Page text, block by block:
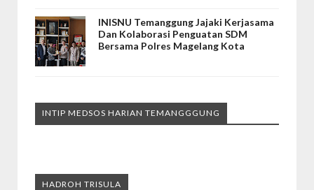
INISNU Temanggung Jajaki Kerjasama
Dan Kolaborasi Penguatan SDM
Bersama Polres Magelang Kota
INTIP MEDSOS HARIAN TEMANGGGUNG
HADROH TRISULA